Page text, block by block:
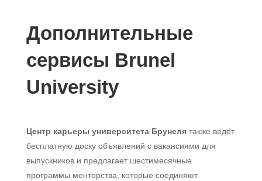
Дополнительные
сервисы Brunel
University
Центр карьеры университета Брунелятакже ведёт
бесплатную доску объявлений с вакансиями для
выпускников и предлагает шестимесячные
программы менторства, которые соединяют